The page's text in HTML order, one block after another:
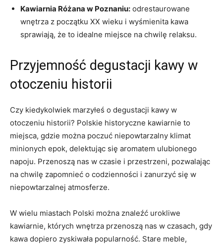
Kawiarnia Różana w Poznaniu: odrestaurowane
wnętrza z początku XX wieku i wyśmienita kawa
sprawiają, że to idealne miejsce na chwilę relaksu.
Przyjemność degustacji kawy w
otoczeniu historii
Czy⁤ kiedykolwiek marzyłeś o degustacji kawy w
otoczeniu historii? Polskie historyczne kawiarnie to
miejsca, gdzie⁤ można poczuć niepowtarzalny klimat
minionych epok, delektując się aromatem ulubionego
napoju. Przenoszą nas ​w czasie i przestrzeni,⁢ pozwalając
na chwilę zapomnieć o codzienności i zanurzyć ⁢się w
niepowtarzalnej atmosferze.
W wielu miastach Polski można znaleźć urokliwe
kawiarnie,⁤ których wnętrza przenoszą nas w czasach, gdy
kawa dopiero zyskiwała popularność. ⁤Stare meble,